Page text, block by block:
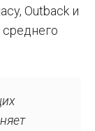
Outback и